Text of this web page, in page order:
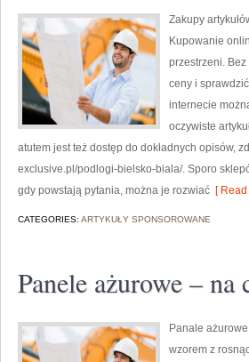
Zakupy
Kupowanie
przestrzeni.
ceny i
internecie
oczywiste
atutem jest też dostęp do dokładnych opisów,
exclusive.pl/podlogi-bielsko-biala/. Sporo
gdy powstają pytania, można je rozwiać [
CATEGORIES: ARTYKUŁY SPONSOROWANE
Panele ażurowe –
Panale
wzorem z